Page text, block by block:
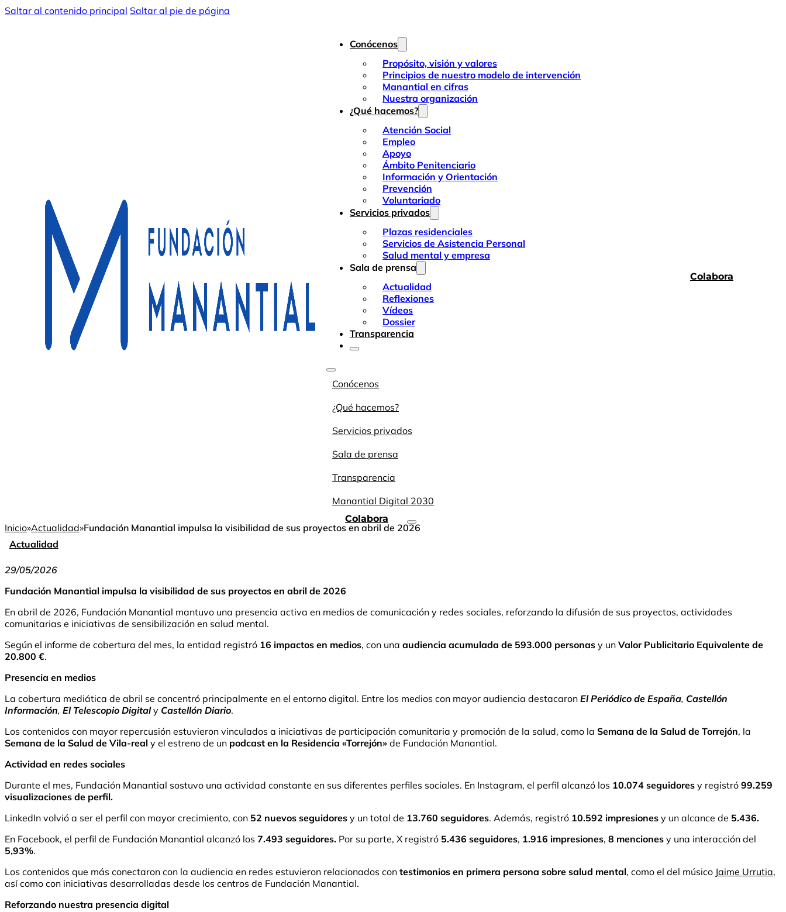
Saltar al contenido principal Saltar al pie de página
Conócenos
Propósito, visión y valores
Principios de nuestro modelo de intervención
Manantial en cifras
Nuestra organización
¿Qué hacemos?
Atención Social
Empleo
Apoyo
Ámbito Penitenciario
Información y Orientación
Prevención
Voluntariado
Servicios privados
Plazas residenciales
Servicios de Asistencia Personal
Salud mental y empresa
Sala de prensa
Actualidad
Reflexiones
Vídeos
Dossier
Transparencia
Conócenos
¿Qué hacemos?
Servicios privados
Sala de prensa
Transparencia
Manantial Digital 2030
Colabora
Colabora
Inicio»Actualidad»Fundación Manantial impulsa la visibilidad de sus proyectos en abril de 2026
Actualidad
29/05/2026
Fundación Manantial impulsa la visibilidad de sus proyectos en abril de 2026
En abril de 2026, Fundación Manantial mantuvo una presencia activa en medios de comunicación y redes sociales, reforzando la difusión de sus proyectos, actividades
comunitarias e iniciativas de sensibilización en salud mental.
Según el informe de cobertura del mes, la entidad registró 16 impactos en medios, con una audiencia acumulada de 593.000 personas y un Valor Publicitario Equivalente de
20.800 €.
Presencia en medios
La cobertura mediática de abril se concentró principalmente en el entorno digital. Entre los medios con mayor audiencia destacaron El Periódico de España, Castellón
Información, El Telescopio Digitaly Castellón Diario.
Los contenidos con mayor repercusión estuvieron vinculados a iniciativas de participación comunitaria y promoción de la salud, como la Semana de la Salud de Torrejón, la
Semana de la Salud de Vila-real y el estreno de un podcast en la Residencia «Torrejón» de Fundación Manantial.
Actividad en redes sociales
Durante el mes, Fundación Manantial sostuvo una actividad constante en sus diferentes perfiles sociales. En Instagram, el perfil alcanzó los 10.074 seguidores y registró 99.259
visualizaciones de perfil.
LinkedIn volvió a ser el perfil con mayor crecimiento, con 52 nuevos seguidores y un total de 13.760 seguidores. Además, registró 10.592 impresiones y un alcance de 5.436.
En Facebook, el perfil de Fundación Manantial alcanzó los 7.493 seguidores. Por su parte, X registró 5.436 seguidores, 1.916 impresiones, 8 menciones y una interacción del
5,93%.
Los contenidos que más conectaron con la audiencia en redes estuvieron relacionados con testimonios en primera persona sobre salud mental, como el del músico Jaime Urrutia,
así como con iniciativas desarrolladas desde los centros de Fundación Manantial.
Reforzando nuestra presencia digital